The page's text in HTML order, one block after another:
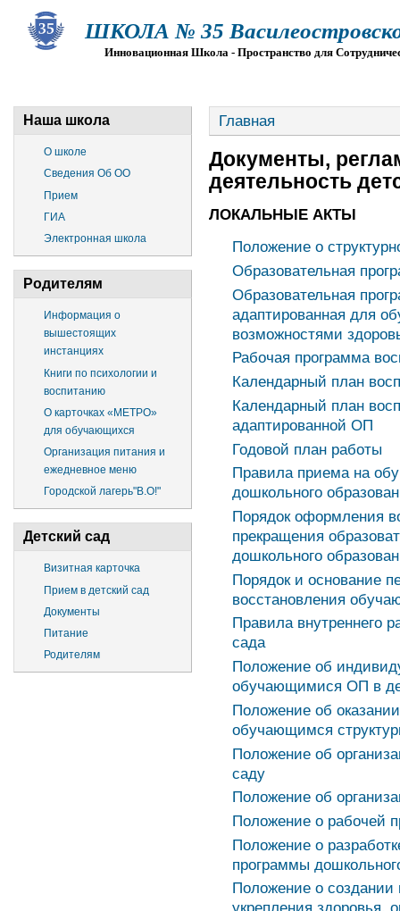
ШКОЛА № 35
Инновационная Школа - Пространство для
Наша школа
О школе
Сведения Об ОО
Прием
ГИА
Электронная школа
Родителям
Информация о
вышестоящих
инстанциях
Книги по психологии и
воспитанию
О карточках «МЕТРО»
для обучающихся
Организация питания и
ежедневное меню
Городской лагерь"В.О!"
Детский сад
Визитная карточка
Прием в детский сад
Документы
Питание
Родителям
Главная
Документы,
деятельность
ЛОКАЛЬНЫЕ АКТЫ
Положение о
Образовательная
Образовательная
адаптированная для
возможностями
Рабочая программа
Календарный план
Календарный план
адаптированной ОП
Годовой план работы
Правила приема на
дошкольного
Порядок оформления
прекращения
дошкольного
Порядок и основание
восстановления
Правила внутреннего
сада
Положение об
обучающимися ОП в
Положение об
обучающимся
Положение об
саду
Положение об
Положение о рабочей
Положение о
программы
Положение о